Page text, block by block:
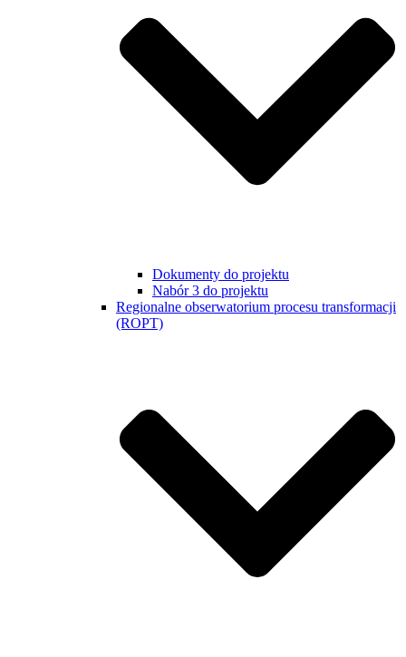
Dokumenty do projektu
Nabór 3 do projektu
Regionalne obserwatorium procesu transformacji
(ROPT)